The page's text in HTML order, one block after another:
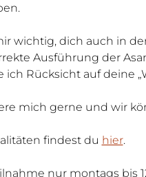
wichtig, dich auch in
Ausführung der
Rücksicht auf deine
mich gerne und wir
findest du hier.
nur montags bis